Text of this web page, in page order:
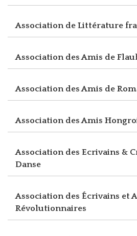
Association de Littérature
Association des Amis de
Association des Amis de
Association des Amis
Association des Ecrivains &
Danse
Association des Écrivains et
Révolutionnaires